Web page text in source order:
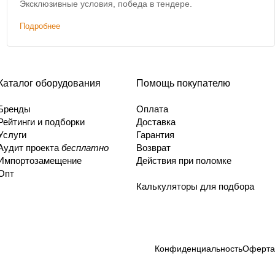
Эксклюзивные условия, победа в тендере.
Подробнее
оборудования
и подборки
проекта бесплатно
Помощь покупателю
Оплата
Доставка
Гарантия
Возврат
Действия при поломке
Калькуляторы для подбора
КонфиденциальностьОферта